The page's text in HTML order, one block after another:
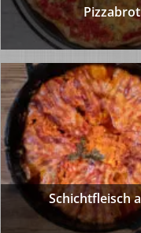
Schichtfleisch